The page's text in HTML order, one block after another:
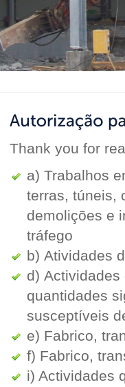
Thank you for
a) Trabalhos
terras, túneis,
demolições e
tráfego
b) Atividades
d)
quantidades
susceptíveis
e) Fabrico,
f) Fabrico,
i) Actividades